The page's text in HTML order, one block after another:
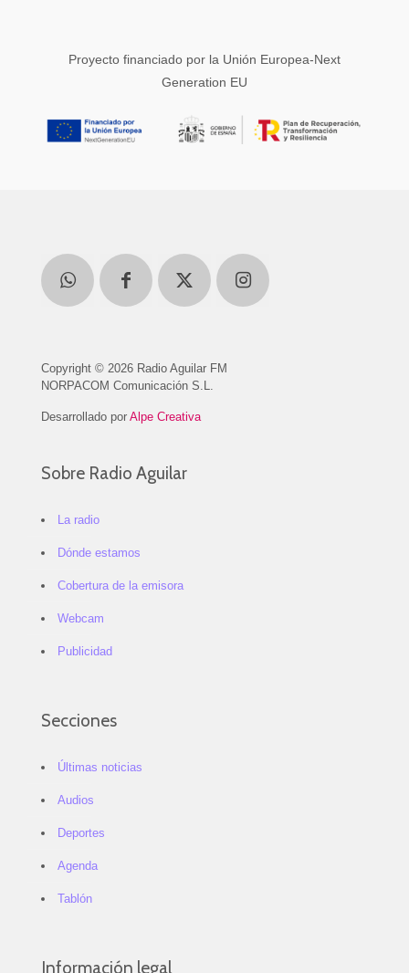
Proyecto financiado por la Unión Europea-Next
Generation EU
Copyright © 2026 Radio Aguilar FM
NORPACOM Comunicación S.L.
Desarrollado por Alpe Creativa
Sobre Radio Aguilar
La radio
Dónde estamos
Cobertura de la emisora
Webcam
Publicidad
Secciones
Últimas noticias
Audios
Deportes
Agenda
Tablón
Información legal